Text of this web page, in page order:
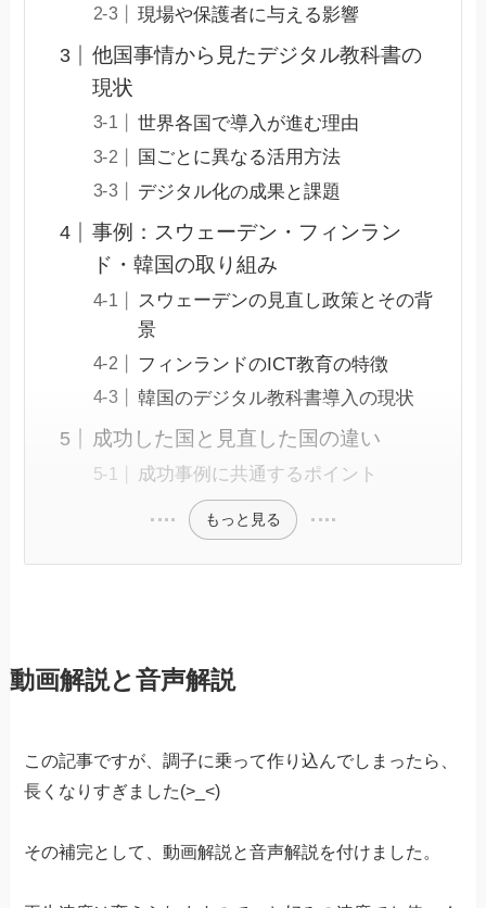
現場や保護者に与える影響
他国事情から見たデジタル教科書の
現状
世界各国で導入が進む理由
国ごとに異なる活用方法
デジタル化の成果と課題
事例：スウェーデン・フィンラン
ド・韓国の取り組み
スウェーデンの見直し政策とその背
景
フィンランドのICT教育の特徴
韓国のデジタル教科書導入の現状
成功した国と見直した国の違い
成功事例に共通するポイント
もっと見る
動画解説と音声解説
この記事ですが、調子に乗って作り込んでしまったら、
長くなりすぎました(>_<)
その補完として、動画解説と音声解説を付けました。